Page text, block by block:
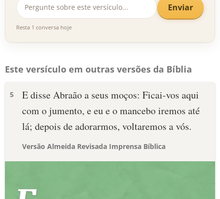
Enviar
Resta 1 conversa hoje
Este versículo em outras versões da Bíblia
5
E disse Abraão a seus moços: Ficai-vos aqui
com o jumento, e eu e o mancebo iremos até
lá; depois de adorarmos, voltaremos a vós.
Versão Almeida Revisada Imprensa Bíblica